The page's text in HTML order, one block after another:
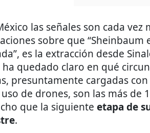
las señales son cada
sobre que
es la extracción desde
quedado claro en qué
presuntamente cargadas
de drones, son las más de
que la siguiente etapa de
.